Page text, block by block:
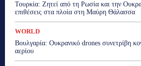
Τουρκία: Ζητεί από τη Ρωσία και την
επιθέσεις στα πλοία στη Μαύρη Θάλασσα
WORLD
Βουλγαρία: Ουκρανικό drones συνετρίβη
αερίου